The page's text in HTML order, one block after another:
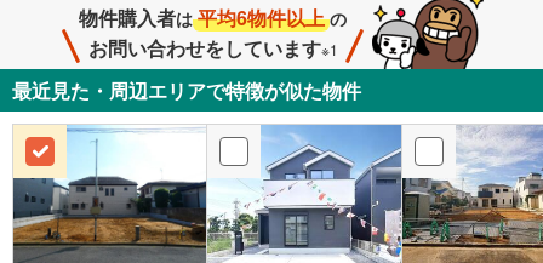
物件購入者は 平均6物件以上 の
お問い合わせをしています※1
最近見た・周辺エリアで特徴が似た物件